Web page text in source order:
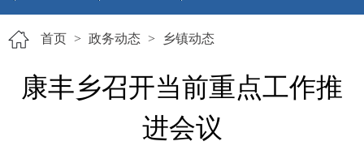
首页 > 政务动态 > 乡镇动态
康丰乡召开当前重点工作推
进会议